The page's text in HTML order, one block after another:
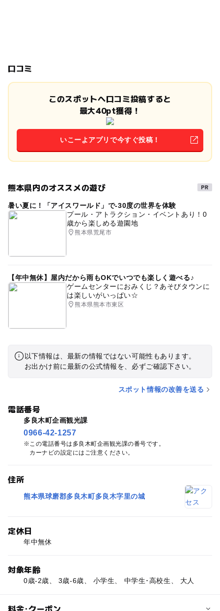
口コミ
このスポットへ口コミ投稿すると
最大40pt獲得！
いこーよアプリで今すぐ投稿！
熊本県内のオススメの遊び
暑い夏に！「アイスワールド」で-30度の世界を体験
プール・アトラクション・イベントあり！0
歳から楽しめる遊園地
熊本県荒尾市
【年中無休】屋内だから雨もOKでいつでも楽しく遊べる♪
ゲームセンターにおみくじ？あそびタウンに
は楽しいがいっぱい☆
熊本県熊本市東区
以下情報は、最新の情報ではない可能性もあります。
お出かけ前に最新の公式情報を、必ずご確認下さい。
スポット情報の改善を送る
電話番号
多良木町企画観光課
0966-42-1257
この電話番号は多良木町企画観光課の番号です。
カーナビの設定にはご注意ください。
住所
熊本県球磨郡多良木町多良木字里の城
定休日
年中無休
対象年齢
0歳-2歳、 3歳-6歳、 小学生、 中学生･高校生、 大人